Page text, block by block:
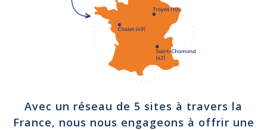
Avec un réseau de 5 sites à travers la
France, nous nous engageons à offrir une